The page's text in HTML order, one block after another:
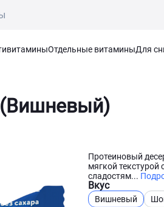
Отдельные витаминыДля
(Вишневый)
Протеиновый
мягкой текстурой
сладостям...
Вкус
Вишневый